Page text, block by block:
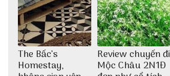
The Bấc’s
Homestay,
Review chuyến đi
Mộc Châu 2N1Đ